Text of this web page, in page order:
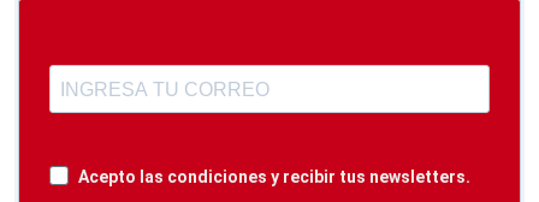
Acepto las condiciones y recibir tus newsletters.